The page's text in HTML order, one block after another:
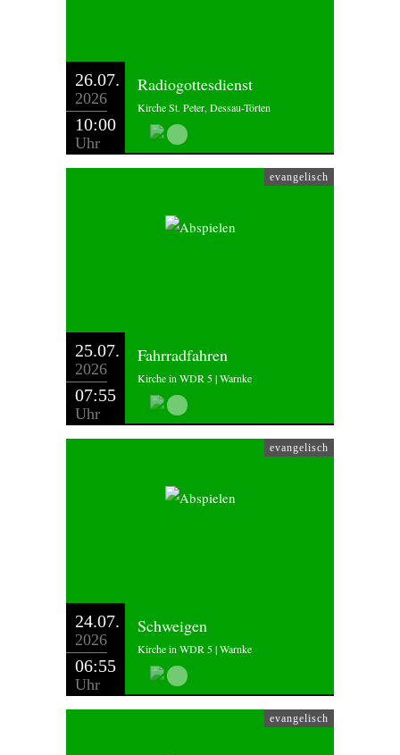
26.07.
2026
10:00
Uhr
Radiogottesdienst
Kirche St. Peter, Dessau-Törten
evangelisch
25.07.
2026
07:55
Uhr
Fahrradfahren
Kirche in WDR 5 | Warnke
evangelisch
24.07.
2026
06:55
Uhr
Schweigen
Kirche in WDR 5 | Warnke
evangelisch